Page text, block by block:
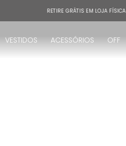
RETIRE GRÁTIS EM LOJA FÍSICA
VESTIDOS ACESSÓRIOS OFF